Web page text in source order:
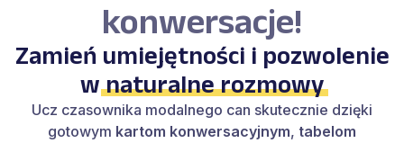
konwersacje!
Zamień umiejętności i pozwolenie
wnaturalne rozmowy
Ucz czasownika modalnego can skutecznie dzięki
gotowym kartom konwersacyjnym, tabelom